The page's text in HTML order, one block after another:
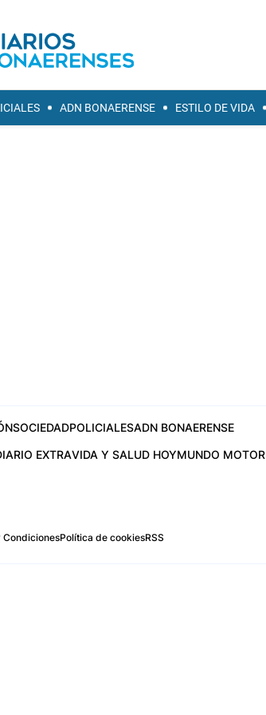
ADN BONAERENSE ESTILO DE VIDA
SOCIEDADPOLICIALESADN BONAERENSE
EXTRAVIDA Y SALUD HOYMUNDO MOTOR
CondicionesPolítica de cookiesRSS